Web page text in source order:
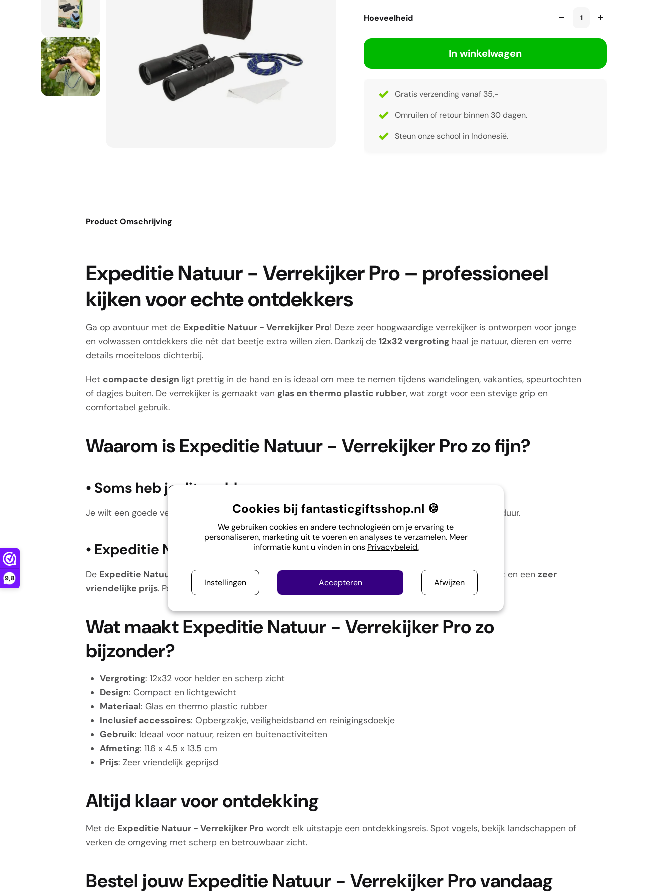
9,8
Cookies bij fantasticgiftsshop.nl 🍪
We gebruiken cookies en andere technologieën om je ervaring te
personaliseren, marketing uit te voeren en analyses te verzamelen. Meer
informatie kunt u vinden in ons Privacybeleid.
Instellingen Accepteren Afwijzen
Hoeveelheid
In winkelwagen
Gratis verzending vanaf 35,-
Omruilen of retour binnen 30 dagen.
Steun onze school in Indonesië.
Product Omschrijving
Expeditie Natuur - Verrekijker Pro – professioneel
kijken voor echte ontdekkers
Ga op avontuur met de Expeditie Natuur - Verrekijker Pro! Deze zeer hoogwaardige verrekijker is ontworpen voor jonge
en volwassen ontdekkers die nét dat beetje extra willen zien. Dankzij de 12x32 vergroting haal je natuur, dieren en verre
details moeiteloos dichterbij.
Het compacte design ligt prettig in de hand en is ideaal om mee te nemen tijdens wandelingen, vakanties, speurtochten
of dagjes buiten. De verrekijker is gemaakt van glas en thermo plastic rubber, wat zorgt voor een stevige grip en
comfortabel gebruik.
Waarom is Expeditie Natuur - Verrekijker Pro zo fijn?
• Soms heb je dit probleem:
Je wilt een goede verrekijker die écht scherp beeld geeft, maar veel modellen zijn groot, kwetsbaar of duur.
• Expeditie Natuur - Verrekijker Pro helpt je!
De Expeditie Natuur - Verrekijker Pro combineert professionele kwaliteit met een handzaam formaat en een zeer
vriendelijke prijs. Perfect voor beginnende natuurfans én ervaren avonturiers.
Wat maakt Expeditie Natuur - Verrekijker Pro zo
bijzonder?
Vergroting: 12x32 voor helder en scherp zicht
Design: Compact en lichtgewicht
Materiaal: Glas en thermo plastic rubber
Inclusief accessoires: Opbergzakje, veiligheidsband en reinigingsdoekje
Gebruik: Ideaal voor natuur, reizen en buitenactiviteiten
Afmeting: 11.6 x 4.5 x 13.5 cm
Prijs: Zeer vriendelijk geprijsd
Altijd klaar voor ontdekking
Met de Expeditie Natuur - Verrekijker Pro wordt elk uitstapje een ontdekkingsreis. Spot vogels, bekijk landschappen of
verken de omgeving met scherp en betrouwbaar zicht.
Bestel jouw Expeditie Natuur - Verrekijker Pro vandaag